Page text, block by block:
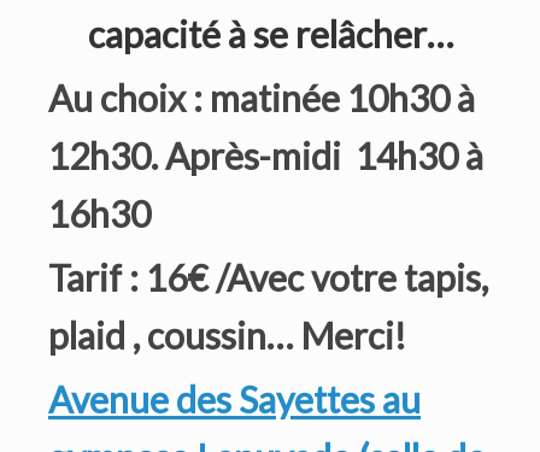
capacité à se relâcher…
Au choix : matinée 10h30 à
12h30.Après-midi 14h30 à
16h30
Tarif : 16€ /Avec votre tapis,
plaid , coussin… Merci!
Avenue des Sayettes au